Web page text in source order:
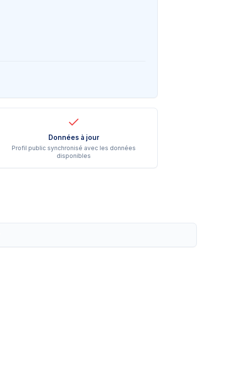
Données à jour
Profil public synchronisé avec les données
disponibles